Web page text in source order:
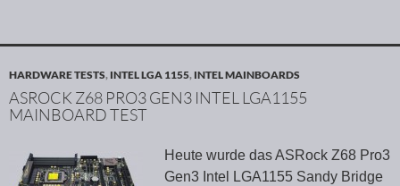
HARDWARE TESTS, INTEL LGA 1155, INTEL MAINBOARDS
ASROCK Z68 PRO3 GEN3 INTEL LGA1155
MAINBOARD TEST
Heute wurde das ASRock Z68 Pro3
Gen3 Intel LGA1155 Sandy Bridge